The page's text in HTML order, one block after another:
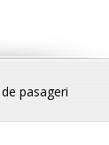
pasageri